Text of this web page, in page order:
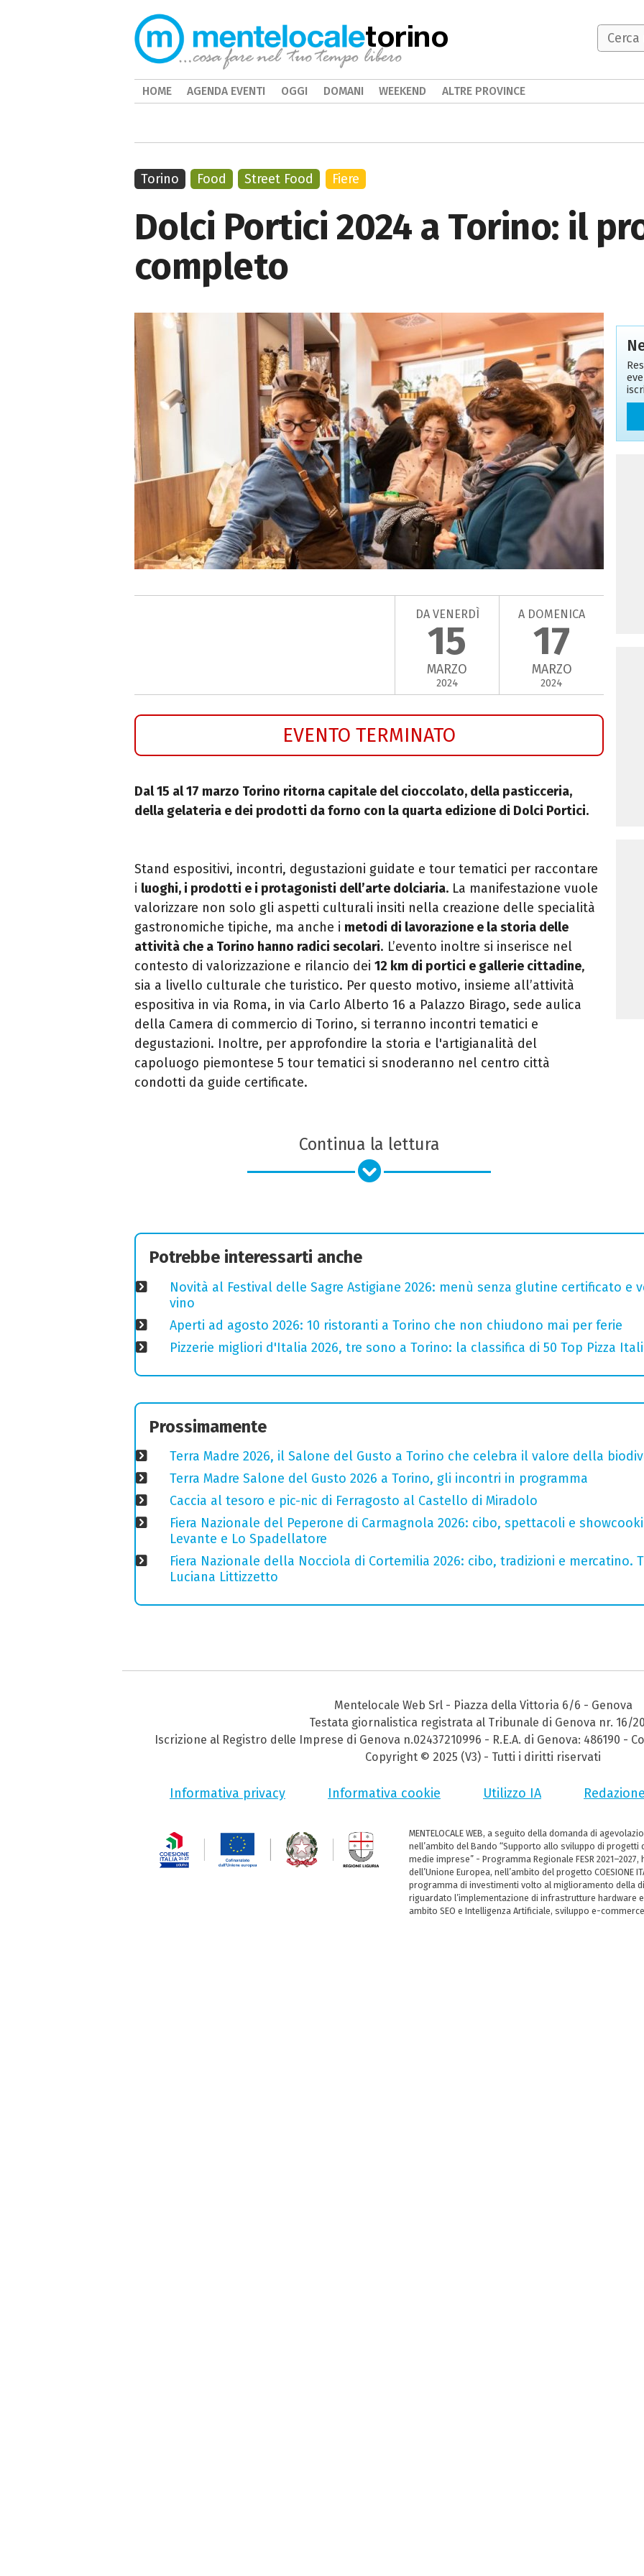
Dolci Portici 2024 a Torino: il
completo
DA VENERDÌ
15
MARZO
2024
A DOMENICA
17
MARZO
2024
EVENTO TERMINATO
Dal 15 al 17 marzo Torino ritorna capitale del cioccolato, della pasticceria,
della gelateria e dei prodotti da forno con la quarta edizione di Dolci Portici.
Stand espositivi, incontri, degustazioni guidate e tour tematici per raccontare
i luoghi, i prodotti e i protagonisti dell’arte dolciaria. La manifestazione vuole
valorizzare non solo gli aspetti culturali insiti nella creazione delle specialità
gastronomiche tipiche, ma anche i metodi di lavorazione e la storia delle
attività che a Torino hanno radici secolari. L’evento inoltre si inserisce nel
contesto di valorizzazione e rilancio dei 12 km di portici e gallerie cittadine,
sia a livello culturale che turistico. Per questo motivo, insieme all’attività
espositiva in via Roma, in via Carlo Alberto 16 a Palazzo Birago, sede aulica
della Camera di commercio di Torino, si terranno incontri tematici e
degustazioni. Inoltre, per approfondire la storia e l'artigianalità del
capoluogo piemontese 5 tour tematici si snoderanno nel centro città
condotti da guide certificate.
Continua la lettura
Torino Food Street Food Fiere
Potrebbe interessarti anche
Novità al Festival delle Sagre Astigiane 2026: menù senza glutine certificato e
vino
Aperti ad agosto 2026: 10 ristoranti a Torino che non chiudono mai per ferie
Pizzerie migliori d'Italia 2026, tre sono a Torino: la classifica di 50 Top Pizza
Prossimamente
Terra Madre 2026, il Salone del Gusto a Torino che celebra il valore della
Terra Madre Salone del Gusto 2026 a Torino, gli incontri in programma
Caccia al tesoro e pic-nic di Ferragosto al Castello di Miradolo
Fiera Nazionale del Peperone di Carmagnola 2026: cibo, spettacoli e
Levante e Lo Spadellatore
Fiera Nazionale della Nocciola di Cortemilia 2026: cibo, tradizioni e mercatino.
Luciana Littizzetto
torino
HOME AGENDA EVENTI OGGI DOMANI WEEKEND ALTRE PROVINCE
Mentelocale Web Srl - Piazza della Vittoria 6/6 - Genova
Testata giornalistica registrata al Tribunale di Genova nr. 16/
Iscrizione al Registro delle Imprese di Genova n.02437210996 - R.E.A. di Genova: 486190 -
Copyright © 2025 (V3) - Tutti i diritti riservati
Informativa privacy Informativa cookie Utilizzo IA Redazione
MENTELOCALE WEB, a seguito della domanda di
nell’ambito del Bando “Supporto allo sviluppo di
medie imprese” - Programma Regionale FESR
dell’Unione Europea, nell’ambito del progetto COESIONE
programma di investimenti volto al miglioramento della
riguardato l’implementazione di infrastrutture hardware
ambito SEO e Intelligenza Artificiale, sviluppo e-commerce